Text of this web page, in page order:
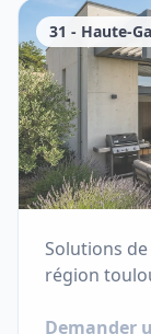
31 - Haute-
Solutions
région
Demander